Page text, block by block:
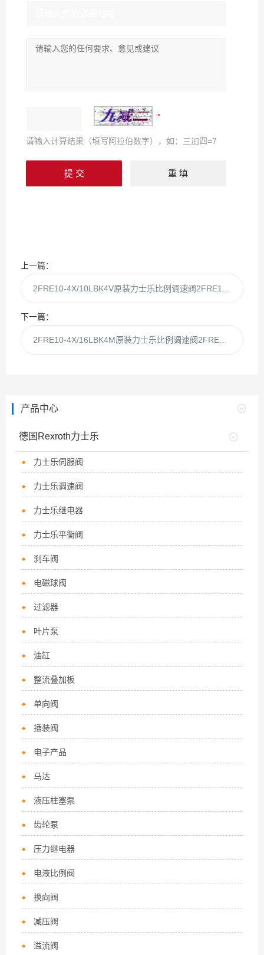
请输入计算结果（填写阿拉伯数字），如：三加四=7
上一篇：
下一篇：
产品中心
德国Rexroth力士乐
力士乐伺服阀
力士乐调速阀
力士乐继电器
力士乐平衡阀
刹车阀
电磁球阀
过滤器
叶片泵
油缸
整流叠加板
单向阀
插装阀
电子产品
马达
液压柱塞泵
齿轮泵
压力继电器
电液比例阀
换向阀
减压阀
溢流阀